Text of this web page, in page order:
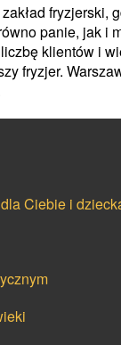
fryzjerski,
panie, jak i
klientów i
fryzjer.
Ciebie i